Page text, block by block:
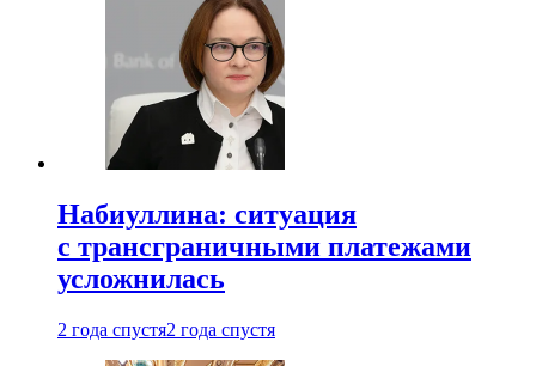
Набиуллина: ситуация
с трансграничными платежами
усложнилась
2 года спустя2 года спустя